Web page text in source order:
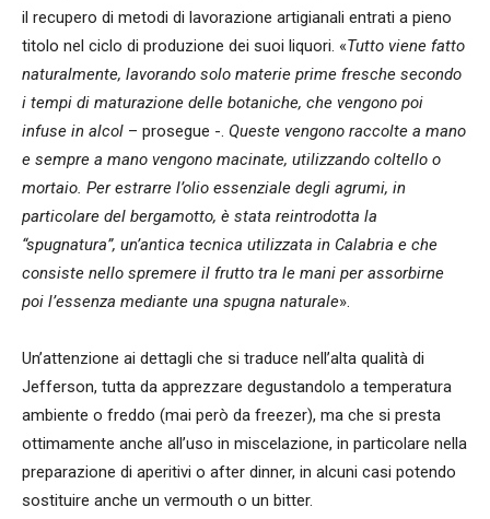
il recupero di metodi di lavorazione artigianali entrati a pieno
titolo nel ciclo di produzione dei suoi liquori. «Tutto viene fatto
naturalmente, lavorando solo materie prime fresche secondo
i tempi di maturazione delle botaniche, che vengono poi
infuse in alcol – prosegue -. Queste vengono raccolte a mano
e sempre a mano vengono macinate, utilizzando coltello o
mortaio. Per estrarre l’olio essenziale degli agrumi, in
particolare del bergamotto, è stata reintrodotta la
“spugnatura”, un’antica tecnica utilizzata in Calabria e che
consiste nello spremere il frutto tra le mani per assorbirne
poi l’essenza mediante una spugna naturale».
Un’attenzione ai dettagli che si traduce nell’alta qualità di
Jefferson, tutta da apprezzare degustandolo a temperatura
ambiente o freddo (mai però da freezer), ma che si presta
ottimamente anche all’uso in miscelazione, in particolare nella
preparazione di aperitivi o after dinner, in alcuni casi potendo
sostituire anche un vermouth o un bitter.